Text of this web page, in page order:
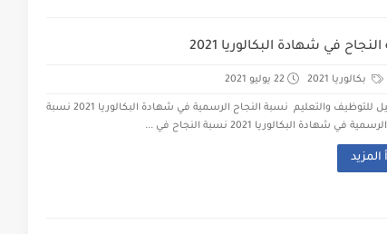
في شهادة البكالوريا 2021
بكالوريا 2021 22 يوليو 2021
سلسبيل للتوظيف والتعليم نسبة النجاح الرسمية في شهادة البكالوريا 2021 نسبة
في شهادة البكالوريا 2021 نسبة النجاح في ...
المزيد